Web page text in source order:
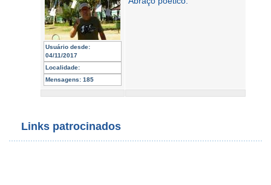
Usuário desde:
04/11/2017
Localidade:
Mensagens: 185
Links patrocinados